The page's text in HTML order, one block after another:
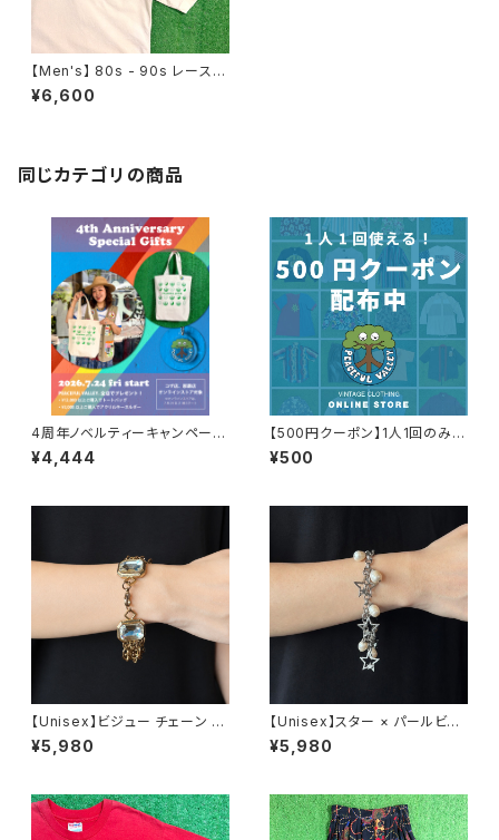
【Men's】 80s - 90s レースア
ップ プルオーバー シャツ / 80
年代 90年代 古着 トップス メン
¥6,600
同じカテゴリの商品
4周年ノベルティーキャンペーン
開催中！
¥4,444
【500円クーポン】1人1回のみご
利用可能！
¥500
【Unisex】ビジュー チェーン ブ
レスレット / 古着 アクセサリー
N0737
¥5,980
【Unisex】スター × パールビー
ズ チャーム チェーン ブレスレッ
ト / 古着 アクセサリー N1109
¥5,980